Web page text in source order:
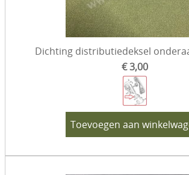
Dichting distributiedeksel
€ 3,00
Toevoegen aan